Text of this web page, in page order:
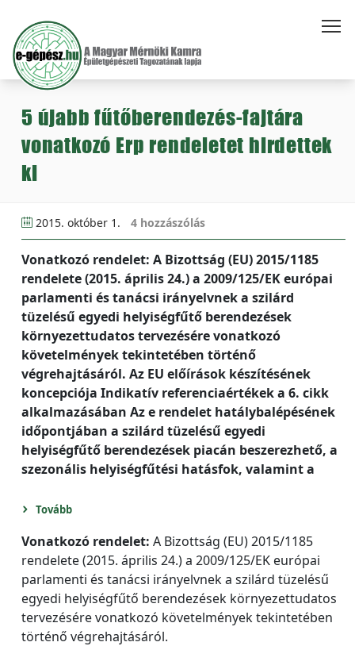
5 újabb fűtőberendezés-fajtára
vonatkozó Erp rendeletet hirdettek
ki
2015. október 1. 4 hozzászólás
Vonatkozó rendelet: A Bizottság (EU) 2015/1185
rendelete (2015. április 24.) a 2009/125/EK európai
parlamenti és tanácsi irányelvnek a szilárd
tüzelésű egyedi helyiségfűtő berendezések
környezettudatos tervezésére vonatkozó
követelmények tekintetében történő
végrehajtásáról. Az EU előírások készítésének
koncepciója Indikatív referenciaértékek a 6. cikk
alkalmazásában Az e rendelet hatálybalépésének
időpontjában a szilárd tüzelésű egyedi
helyiségfűtő berendezések piacán beszerezhető, a
szezonális helyiségfűtési hatásfok, valamint a
Tovább
Vonatkozó rendelet: A Bizottság (EU) 2015/1185
rendelete (2015. április 24.) a 2009/125/EK európai
parlamenti és tanácsi irányelvnek a szilárd tüzelésű
egyedi helyiségfűtő berendezések környezettudatos
tervezésére vonatkozó követelmények tekintetében
történő végrehajtásáról.